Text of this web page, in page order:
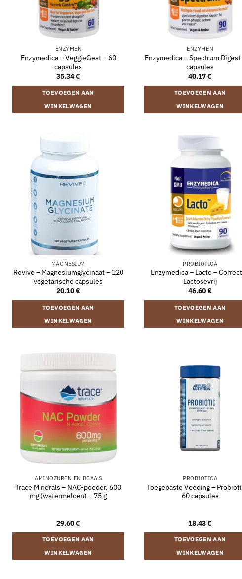
ENZYMEN
Enzymedica – VeggieGest – 60
capsules
35.34€
TOEVOEGEN AAN
WINKELWAGEN
ENZYMEN
Enzymedica – Spectrum Digest
capsules
40.17€
TOEVOEGEN AAN
WINKELWAGEN
MAGNESIUM
Revive – Magnesiumglycinaat – 120
vegetarische capsules
20.10€
TOEVOEGEN AAN
WINKELWAGEN
PROBIOTICA
Enzymedica – Lacto –
Lactosevrij
46.60€
TOEVOEGEN AAN
WINKELWAGEN
AMINOZUREN EN BCAA'S
Trace Minerals – NAC-poeder, 600
mg (watermeloen) – 75 g
29.60€
TOEVOEGEN AAN
WINKELWAGEN
PROBIOTICA
Toegepaste Voeding –
60 capsules
18.43€
TOEVOEGEN AAN
WINKELWAGEN